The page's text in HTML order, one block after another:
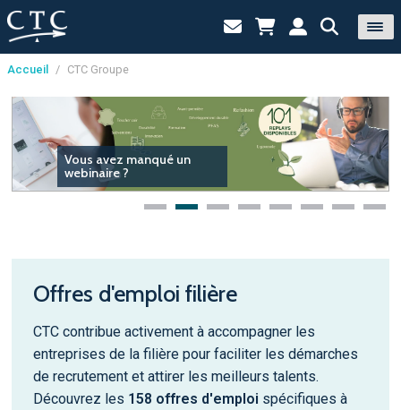
Panneau de gestion des cookies
Accueil / CTC Groupe
Vous avez manqué un
webinaire ?
Offres d'emploi filière
CTC contribue activement à accompagner les
entreprises de la filière pour faciliter les démarches
de recrutement et attirer les meilleurs talents.
Découvrez les 158 offres d'emploi spécifiques à